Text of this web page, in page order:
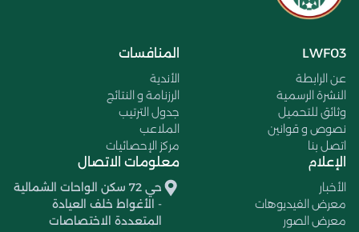
LWF03
عن الرابطة
النشرة الرسمية
وثائق للتحميل
نصوص و قوانين
اتصل بنا
المنافسات
الأندية
الرزنامة و النتائج
جدول الترتيب
الملاعب
مركز الإحصائيات
الإعلام
الأخبار
معرض الفيديوهات
معرض الصور
معلومات الاتصال
حي 72 سكن الواحات الشمالية
- الأغواط خلف العيادة
المتعددة الاختصاصات